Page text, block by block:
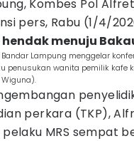
Kombes Pol
pers, Rabu (1/4/
menuju
Lampung menggelar
penusukan wanita pemilik kafe
perkara (TKP),
MRS sempat